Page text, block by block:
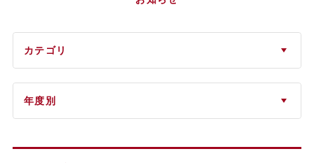
カテゴリ
年度別